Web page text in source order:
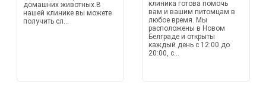
домашних животных.В
нашей клинике вы можете
получить сл...
клиника готова помочь
вам и вашим питомцам в
любое время. Мы
расположены в Новом
Белграде и открыты
каждый день с 12:00 до
20:00, с...